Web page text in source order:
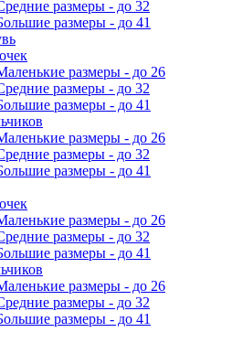
размеры - до 32
размеры - до 41
размеры - до 26
размеры - до 32
размеры - до 41
размеры - до 26
размеры - до 32
размеры - до 41
размеры - до 26
размеры - до 32
размеры - до 41
размеры - до 26
размеры - до 32
размеры - до 41